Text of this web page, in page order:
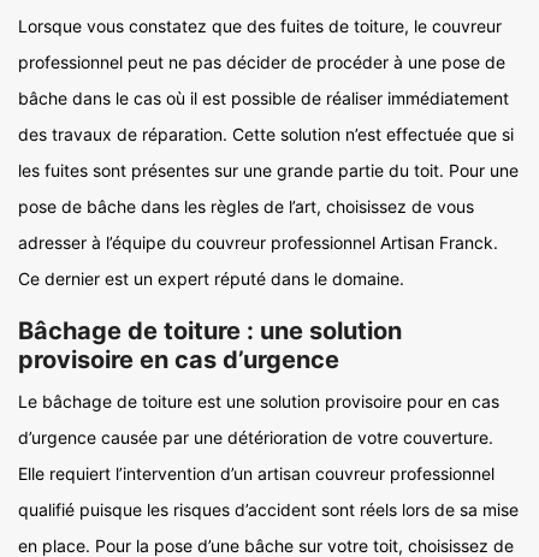
Lorsque vous constatez que des fuites de toiture, le couvreur
professionnel peut ne pas décider de procéder à une pose de
bâche dans le cas où il est possible de réaliser immédiatement
des travaux de réparation. Cette solution n’est effectuée que si
les fuites sont présentes sur une grande partie du toit. Pour une
pose de bâche dans les règles de l’art, choisissez de vous
adresser à l’équipe du couvreur professionnel Artisan Franck.
Ce dernier est un expert réputé dans le domaine.
Bâchage de toiture : une solution
provisoire en cas d’urgence
Le bâchage de toiture est une solution provisoire pour en cas
d’urgence causée par une détérioration de votre couverture.
Elle requiert l’intervention d’un artisan couvreur professionnel
qualifié puisque les risques d’accident sont réels lors de sa mise
en place. Pour la pose d’une bâche sur votre toit, choisissez de